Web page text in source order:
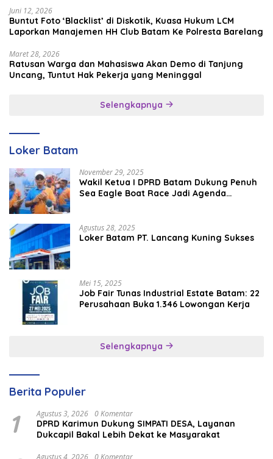
Juni 12, 2026
Buntut Foto ‘Blacklist’ di Diskotik, Kuasa Hukum LCM
Laporkan Manajemen HH Club Batam Ke Polresta Barelang
Maret 28, 2026
Ratusan Warga dan Mahasiswa Akan Demo di Tanjung
Uncang, Tuntut Hak Pekerja yang Meninggal
Selengkapnya
Loker Batam
November 29, 2025
Wakil Ketua I DPRD Batam Dukung Penuh
Sea Eagle Boat Race Jadi Agenda
Agustus 28, 2025
Loker Batam PT. Lancang Kuning Sukses
Mei 15, 2025
Job Fair Tunas Industrial Estate Batam: 22
Perusahaan Buka 1.346 Lowongan Kerja
Selengkapnya
Berita Populer
1 Agustus 3, 2026 0 Komentar
DPRD Karimun Dukung SIMPATI DESA, Layanan
Dukcapil Bakal Lebih Dekat ke Masyarakat
Agustus 4, 2026 0 Komentar